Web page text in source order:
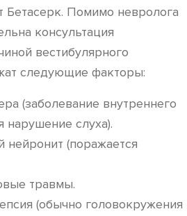
Бетасерк. Помимо невролога
консультация
вестибулярного
следующие факторы:
(заболевание внутреннего
нарушение слуха).
нейронит (поражается
травмы.
(обычно головокружения